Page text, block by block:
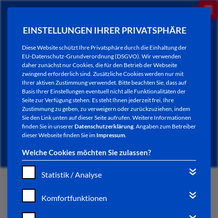
EINSTELLUNGEN IHRER PRIVATSPHÄRE
Diese Website schützt Ihre Privatsphäre durch die Einhaltung der
EU-Datenschutz-Grundverordnung (DSGVO). Wir verwenden
daher zunächst nur Cookies, die für den Betrieb der Webseite
zwingend erforderlich sind. Zusätzliche Cookies werden nur mit
Ihrer aktiven Zustimmung verwendet. Bitte beachten Sie, dass auf
Basis Ihrer Einstellungen eventuell nicht alle Funktionalitäten der
Seite zur Verfügung stehen. Es steht Ihnen jederzeit frei, Ihre
Zustimmung zu geben, zu verweigern oder zurückzuziehen, indem
Sie den Link unten auf dieser Seite aufrufen. Weitere Informationen
finden Sie in unsererDatenschutzerklärung. Angaben zum Betreiber
dieser Webseite finden Sie im Impressum.
Welche Cookies möchten Sie zulassen?
Statistik / Analyse
Komfortfunktionen
NEWSLETTER / CITY LETTER
START